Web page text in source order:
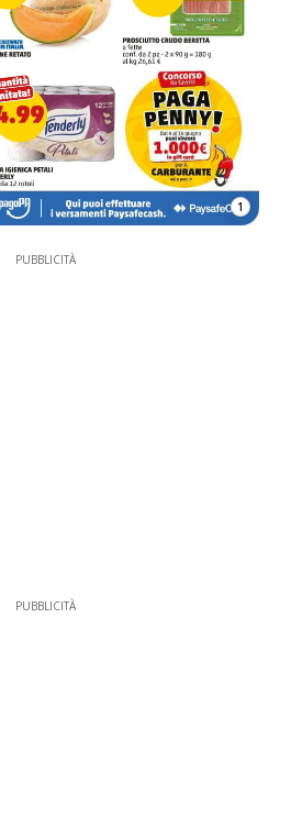
1
PUBBLICITÀ
PUBBLICITÀ